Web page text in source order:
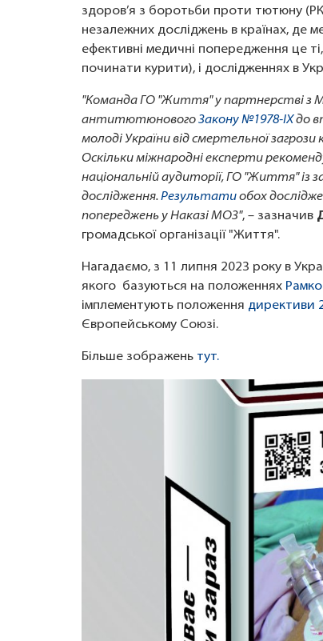
здоров’я з боротьби проти тютюну
незалежних досліджень в країнах, де
ефективні медичні попередження це
починати курити), і дослідженнях в
"Команда ГО "Життя" у партнерстві з
антитютюновогоЗакону №1978-ІХдо
молоді України від смертельної
Оскільки міжнародні експерти
національній аудиторії, ГО "Життя" із
дослідження.Результатиобох
попереджень у Наказі МОЗ", – зазначив
громадської організації "Життя".
Нагадаємо, з 11 липня 2023 року в
якого базуються на положеннях
імплементують положення директиви
Європейському Союзі.
Більше зображень тут.